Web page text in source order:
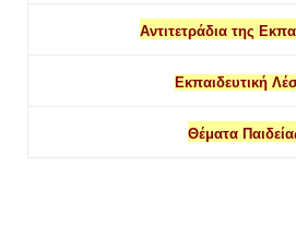
Αντιτετράδια της
Εκπαιδευτική
Θέματα